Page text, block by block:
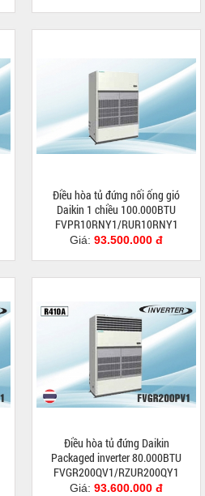
Điều hòa tủ đứng nối ống gió
Daikin 1 chiều 100.000BTU
FVPR10RNY1/RUR10RNY1
Giá: 93.500.000 đ
Điều hòa tủ đứng Daikin
Packaged inverter 80.000BTU
FVGR200QV1/RZUR200QY1
Giá: 93.600.000 đ